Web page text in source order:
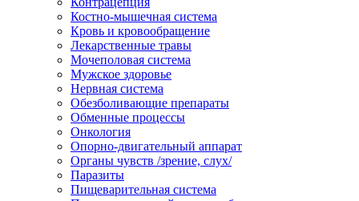
Костно-мышечная система
Кровь и кровообращение
Лекарственные травы
Мочеполовая система
Мужское здоровье
Нервная система
Обезболивающие препараты
Обменные процессы
Онкология
Опорно-двигательный аппарат
Органы чувств /зрение, слух/
Паразиты
Пищеварительная система